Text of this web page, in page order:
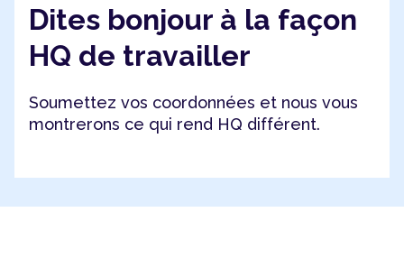
Dites bonjour à la façon
HQ de travailler
Soumettez vos coordonnées et nous vous
montrerons ce qui rend HQ différent.